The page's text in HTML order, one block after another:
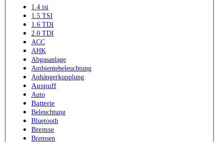
1.4 tsi
1.5 TSI
1.6 TDI
2.0 TDI
ACC
AHK
Abgasanlage
Ambientebeleuchtung
Anhängerkupplung
Auspuff
Auto
Batterie
Beleuchtung
Bluetooth
Bremse
Bremsen